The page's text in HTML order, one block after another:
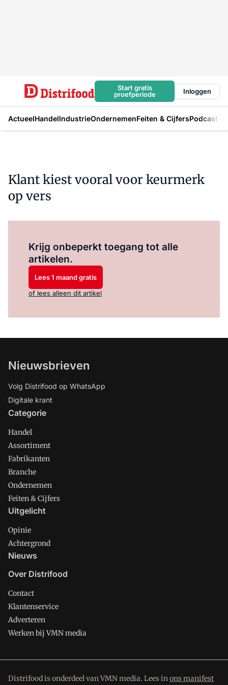
Start gratis
proefperiode
Inloggen
ActueelHandelIndustrieOndernemenFeiten & CijfersPodcast
Klant kiest vooral voor keurmerk
op vers
Krijg onbeperkt toegang tot alle
artikelen.
Lees 1 maand gratis
of lees alleen dit artikel
Nieuwsbrieven
Volg Distrifood op WhatsApp
Digitale krant
Categorie
Handel
Assortiment
Fabrikanten
Branche
Ondernemen
Feiten & Cijfers
Uitgelicht
Opinie
Achtergrond
Nieuws
Over Distrifood
Contact
Klantenservice
Adverteren
Werken bij VMN media
Distrifood is onderdeel van VMN media. Lees inons manifest